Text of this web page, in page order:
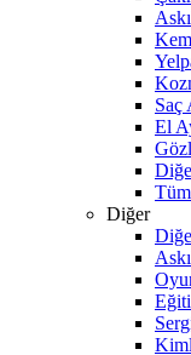
Saç
El
Diğer